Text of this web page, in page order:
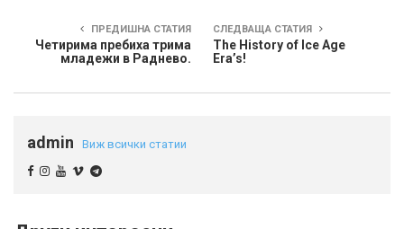
ПРЕДИШНА СТАТИЯ
Четирима пребиха трима
младежи в Раднево.
СЛЕДВАЩА СТАТИЯ
The History of Ice Age
Era’s!
admin Виж всички статии